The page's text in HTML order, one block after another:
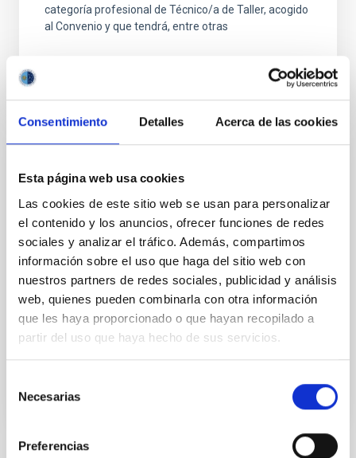
Consentimiento Detalles Acerca de las cookies
Esta página web usa cookies
Las cookies de este sitio web se usan para personalizar
el contenido y los anuncios, ofrecer funciones de redes
sociales y analizar el tráfico. Además, compartimos
información sobre el uso que haga del sitio web con
nuestros partners de redes sociales, publicidad y análisis
web, quienes pueden combinarla con otra información
que les haya proporcionado o que hayan recopilado a
partir del uso que haya hecho de sus servicios.
Necesarias
Preferencias
categoría profesional de Técnico/a de Taller, acogido
al Convenio y que tendrá, entre otras
MANTENIMIENTO GENERAL
OBSERVATORIOS (ORM-LA PALMA) - FIJO
LABORAL -PS-2026-031
Se convoca proceso selectivo para el ingreso, como
personal laboral fijo, de un puesto de trabajo con la
categoría profesional de Técnico/a Mantenimiento
General, acogido a Convenio y que tendrá